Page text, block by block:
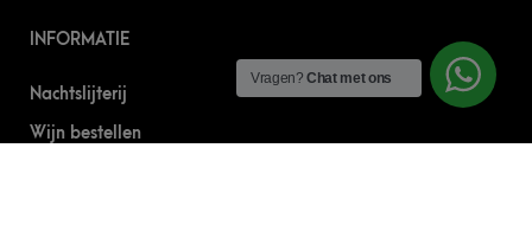
INFORMATIE
Nachtslijterij
Wijn bestellen
Vragen?Chat met ons